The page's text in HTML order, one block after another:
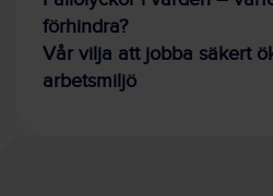
förhindra?
Vår vilja att jobba säkert
arbetsmiljö